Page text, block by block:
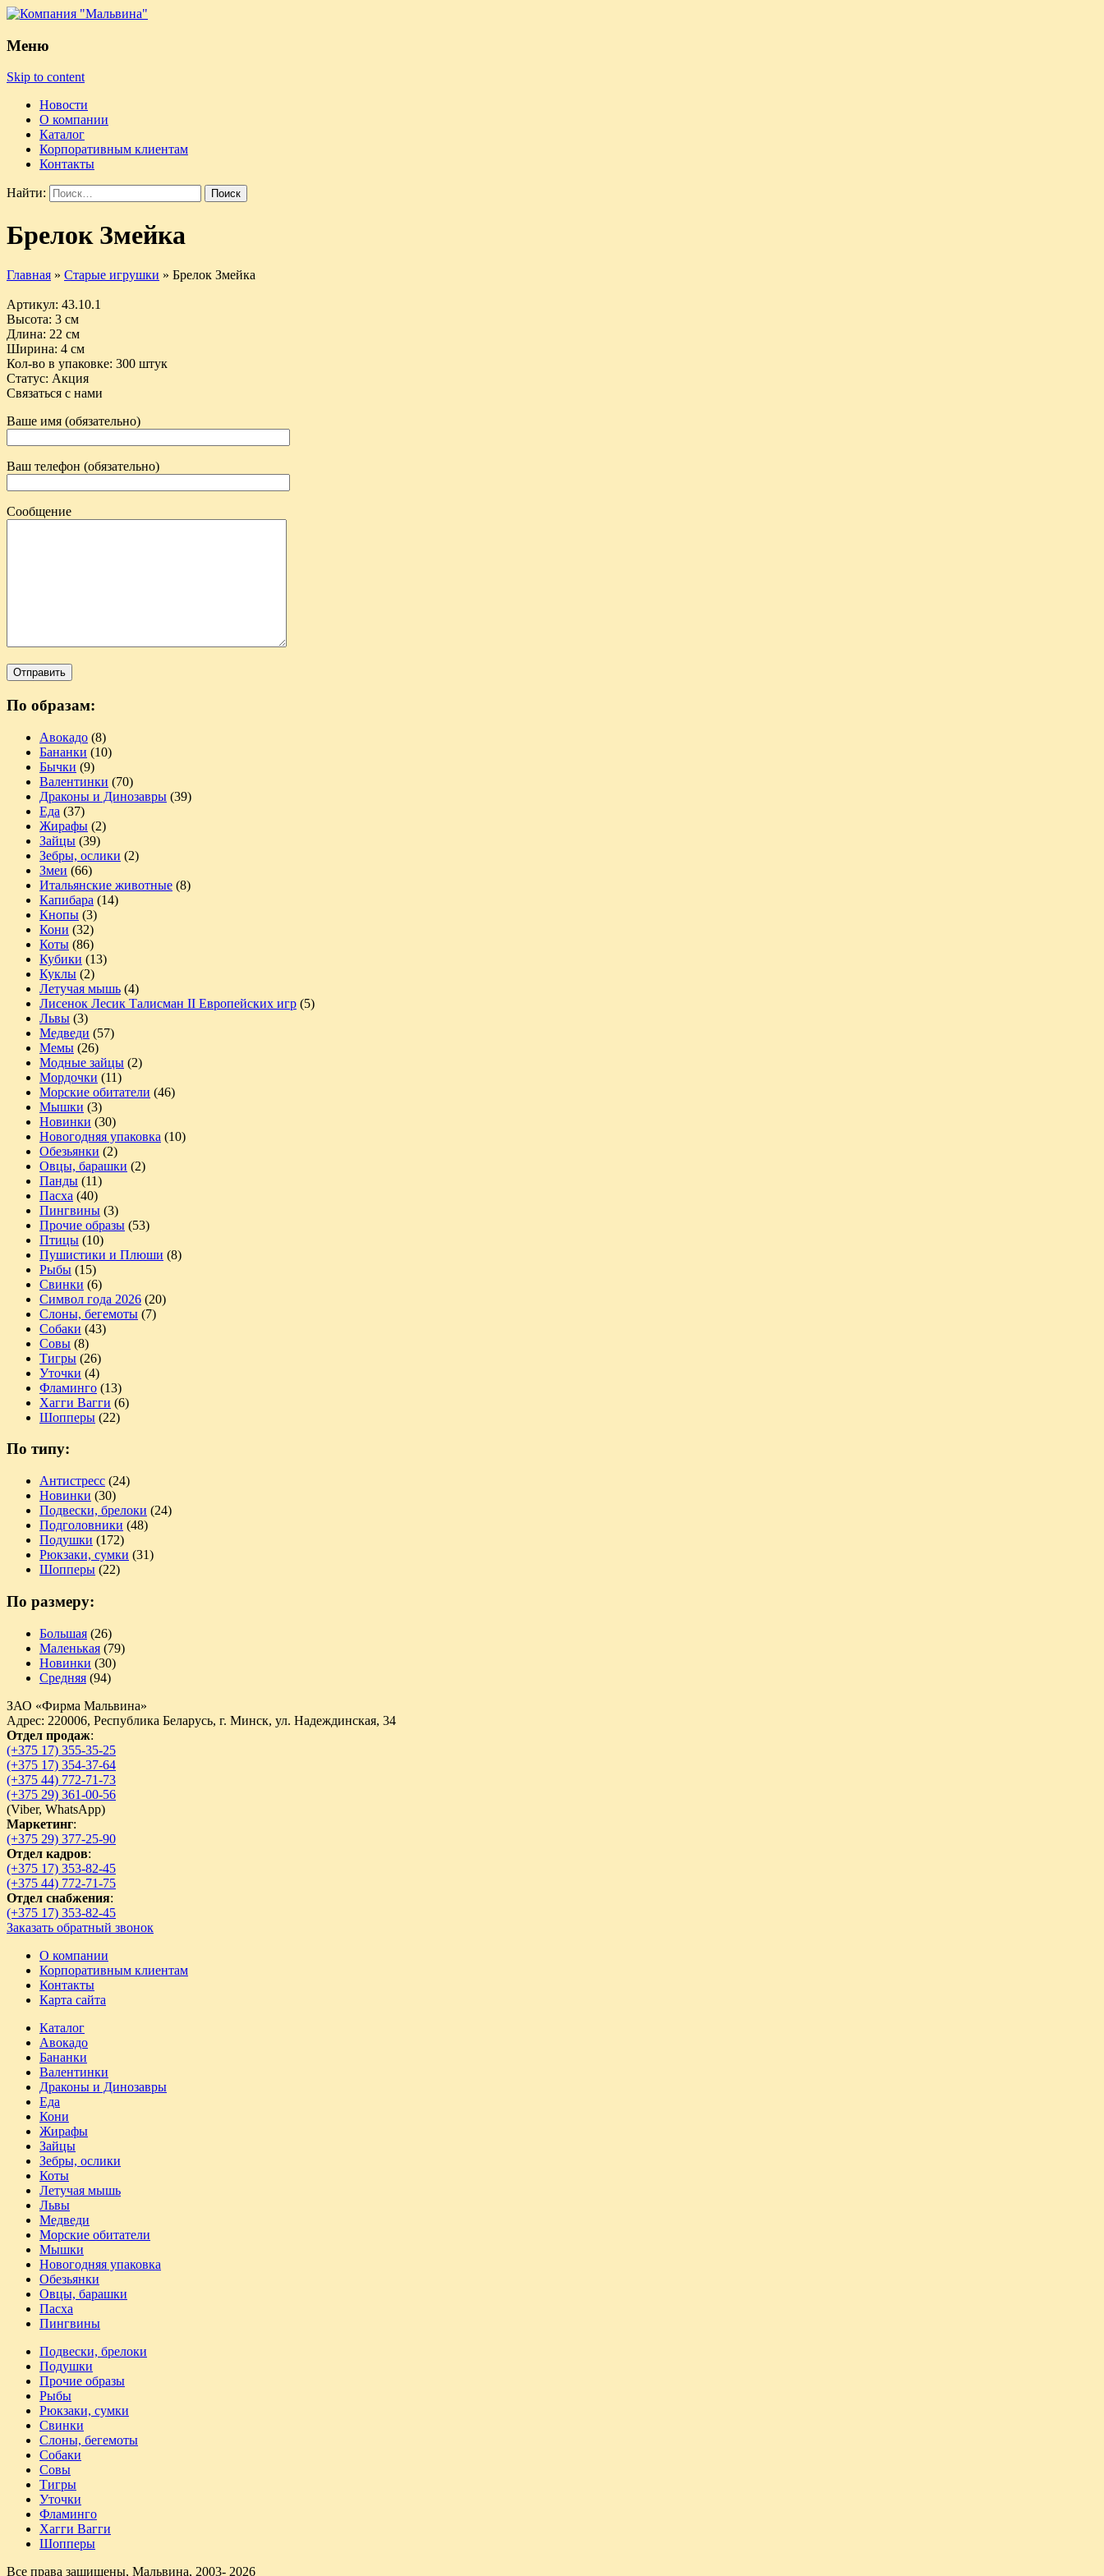
Меню
Skip to content
Новости
О компании
Каталог
Корпоративным клиентам
Контакты
Найти:
Брелок Змейка
Главная » Старые игрушки » Брелок Змейка
Артикул: 43.10.1
Высота: 3 см
Длина: 22 см
Ширина: 4 см
Кол-во в упаковке: 300 штук
Статус: Акция
Связаться с нами
Ваше имя (обязательно)
Ваш телефон (обязательно)
Сообщение
По образам:
Авокадо (8)
Бананки (10)
Бычки (9)
Валентинки (70)
Драконы и Динозавры (39)
Еда (37)
Жирафы (2)
Зайцы (39)
Зебры, ослики (2)
Змеи (66)
Итальянские животные (8)
Капибара (14)
Кнопы (3)
Кони (32)
Коты (86)
Кубики (13)
Куклы (2)
Летучая мышь (4)
Лисенок Лесик Талисман II Европейских игр (5)
Львы (3)
Медведи (57)
Мемы (26)
Модные зайцы (2)
Мордочки (11)
Морские обитатели (46)
Мышки (3)
Новинки (30)
Новогодняя упаковка (10)
Обезьянки (2)
Овцы, барашки (2)
Панды (11)
Пасха (40)
Пингвины (3)
Прочие образы (53)
Птицы (10)
Пушистики и Плюши (8)
Рыбы (15)
Свинки (6)
Символ года 2026 (20)
Слоны, бегемоты (7)
Собаки (43)
Совы (8)
Тигры (26)
Уточки (4)
Фламинго (13)
Хагги Вагги (6)
Шопперы (22)
По типу:
Антистресс (24)
Новинки (30)
Подвески, брелоки (24)
Подголовники (48)
Подушки (172)
Рюкзаки, сумки (31)
Шопперы (22)
По размеру:
Большая (26)
Маленькая (79)
Новинки (30)
Средняя (94)
ЗАО «Фирма Мальвина»
Адрес: 220006, Республика Беларусь, г. Минск, ул. Надеждинская, 34
Отдел продаж:
(+375 17) 355-35-25
(+375 17) 354-37-64
(+375 44) 772-71-73
(+375 29) 361-00-56
(Viber, WhatsApp)
Маркетинг:
(+375 29) 377-25-90
Отдел кадров:
(+375 17) 353-82-45
(+375 44) 772-71-75
Отдел снабжения:
(+375 17) 353-82-45
Заказать обратный звонок
О компании
Корпоративным клиентам
Контакты
Карта сайта
Каталог
Авокадо
Бананки
Валентинки
Драконы и Динозавры
Еда
Кони
Жирафы
Зайцы
Зебры, ослики
Коты
Летучая мышь
Львы
Медведи
Морские обитатели
Мышки
Новогодняя упаковка
Обезьянки
Овцы, барашки
Пасха
Пингвины
Подвески, брелоки
Подушки
Прочие образы
Рыбы
Рюкзаки, сумки
Свинки
Слоны, бегемоты
Собаки
Совы
Тигры
Уточки
Фламинго
Хагги Вагги
Шопперы
Все права защищены, Мальвина, 2003- 2026